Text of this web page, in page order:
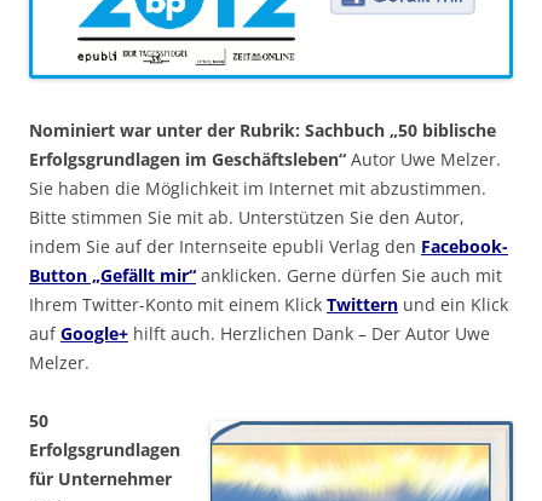
Nominiert war unter der Rubrik: Sachbuch „50 biblische
Erfolgsgrundlagen im Geschäftsleben“ Autor Uwe Melzer.
Sie haben die Möglichkeit im Internet mit abzustimmen.
Bitte stimmen Sie mit ab. Unterstützen Sie den Autor,
indem Sie auf der Internseite epubli Verlag den Facebook-
Button „Gefällt mir“ anklicken. Gerne dürfen Sie auch mit
Ihrem Twitter-Konto mit einem Klick Twittern und ein Klick
aufGoogle+ hilft auch. Herzlichen Dank – Der Autor Uwe
Melzer.
50
Erfolgsgrundlagen
für Unternehmer